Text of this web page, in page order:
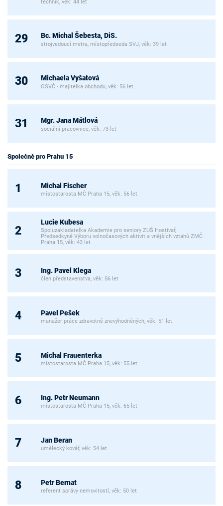
technik, věk: 44 let
29 Bc. Michal Šebesta, DiS.
strojvedoucí metra, místopředseda SVJ, věk: 39 let
30 Michaela Vyšatová
OSVČ - majitelka obchodu, věk: 56 let
31 Mgr. Jana Mátlová
sociální pracovnice, věk: 73 let
Společně pro Prahu 15
1 Michal Fischer
místostarosta MČ Praha 15, věk: 56 let
2
Lucie Kubesa
Spoluzakladatelka Akademie pro seniory ZUŠ Hostivař,
Předsedkyně Výboru volnočasových aktivit a vnějších vztahů ZMČ
Praha 15, věk: 43 let
3 Ing. Pavel Klega
člen představenstva, věk: 56 let
4 Pavel Pešek
manažer práce zdravotně znevýhodněných, věk: 51 let
5 Michal Frauenterka
místostarosta MČ Praha 15, věk: 55 let
6 Ing. Petr Neumann
místostarosta MČ Praha 15, věk: 65 let
7 Jan Beran
umělecký kovář, věk: 54 let
8 Petr Bernat
referent správy nemovitostí, věk: 50 let